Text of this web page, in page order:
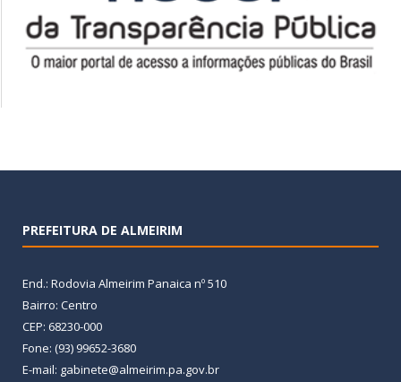
PREFEITURA DE ALMEIRIM
End.: Rodovia Almeirim Panaica nº 510
Bairro: Centro
CEP: 68230-000
Fone: (93) 99652-3680
E-mail: gabinete@almeirim.pa.gov.br